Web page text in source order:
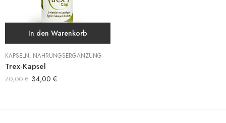
In den Warenkorb
KAPSELN, NAHRUNGSERGÄNZUNG
Trex-Kapsel
70,00€ 34,00 €